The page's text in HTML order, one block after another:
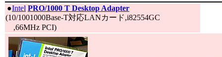
●Intel PRO/1000 T Desktop Adapter
(10/1001000Base-T対応LANカード,i82554GC
,66MHz PCI)